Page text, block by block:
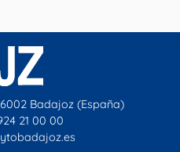
Badajoz (España)
21 00 00